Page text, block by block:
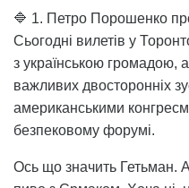
🔷 1. Петро Порошенко
Сьогодні вилетів у
з українською громадою,
важливих двосторонніх
американськими
безпековому форумі.
Ось що значить Гетьман.